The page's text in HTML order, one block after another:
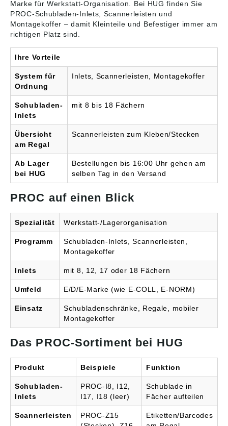
Marke für Werkstatt-Organisation . Bei HUG finden Sie
PROC-Schubladen-Inlets, Scannerleisten und
Montagekoffer – damit Kleinteile und Befestiger immer am
richtigen Platz sind.
Ihre Vorteile
System für
Ordnung
Inlets, Scannerleisten, Montagekoffer
Schubladen-
Inlets
mit 8 bis 18 Fächern
Übersicht
am Regal
Scannerleisten zum Kleben/Stecken
Ab Lager
bei HUG
Bestellungen bis 16:00 Uhr gehen am
selben Tag in den Versand
PROC auf einen Blick
Spezialität Werkstatt-/Lagerorganisation
Programm
Schubladen-Inlets, Scannerleisten,
Montagekoffer
Inlets mit 8, 12, 17 oder 18 Fächern
Umfeld E/D/E-Marke (wie E-COLL, E-NORM)
Einsatz
Schubladenschränke, Regale, mobiler
Montagekoffer
Das PROC-Sortiment bei HUG
Produkt Beispiele Funktion
Schubladen-
Inlets
PROC-I8, I12,
I17, I18 (leer)
Schublade in
Fächer aufteilen
Scannerleisten
PROC-Z15
Etiketten/Barcodes